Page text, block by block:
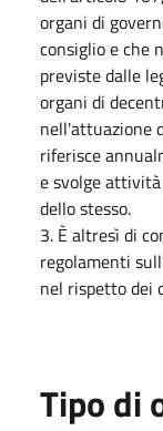
organi di
consiglio e che
previste dalle
organi di
nell'attuazione
riferisce
e svolge
dello stesso.
3. È altresì di
regolamenti
nel rispetto dei
Tipo di